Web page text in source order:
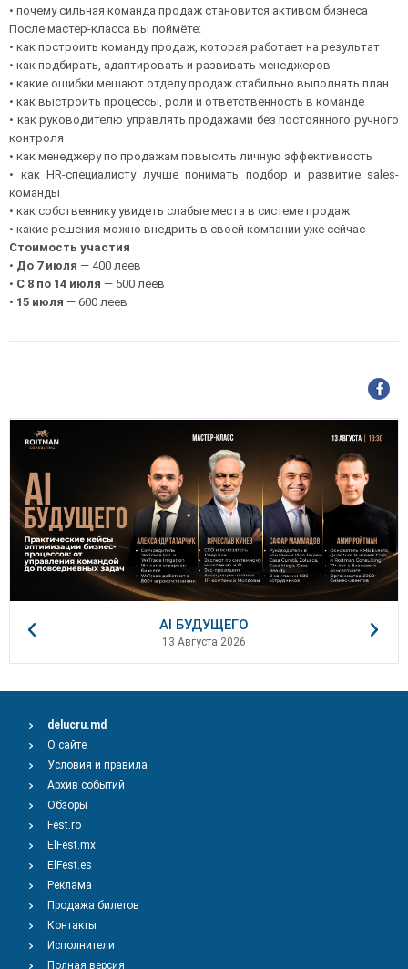
• почему сильная команда продаж становится активом бизнеса
После мастер-класса вы поймёте:
• как построить команду продаж, которая работает на результат
• как подбирать, адаптировать и развивать менеджеров
• какие ошибки мешают отделу продаж стабильно выполнять план
• как выстроить процессы, роли и ответственность в команде
• как руководителю управлять продажами без постоянного ручного
контроля
• как менеджеру по продажам повысить личную эффективность
• как HR-специалисту лучше понимать подбор и развитие sales-
команды
• как собственнику увидеть слабые места в системе продаж
• какие решения можно внедрить в своей компании уже сейчас
Стоимость участия
• До 7 июля — 400 леев
• С 8 по 14 июля — 500 леев
• 15 июля — 600 леев
AI БУДУЩЕГО
13 Августа 2026
delucru.md
О сайте
Условия и правила
Архив событий
Обзоры
Fest.ro
ElFest.mx
ElFest.es
Реклама
Продажа билетов
Контакты
Исполнители
Полная версия